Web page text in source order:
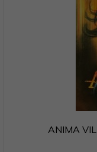
ANIMA